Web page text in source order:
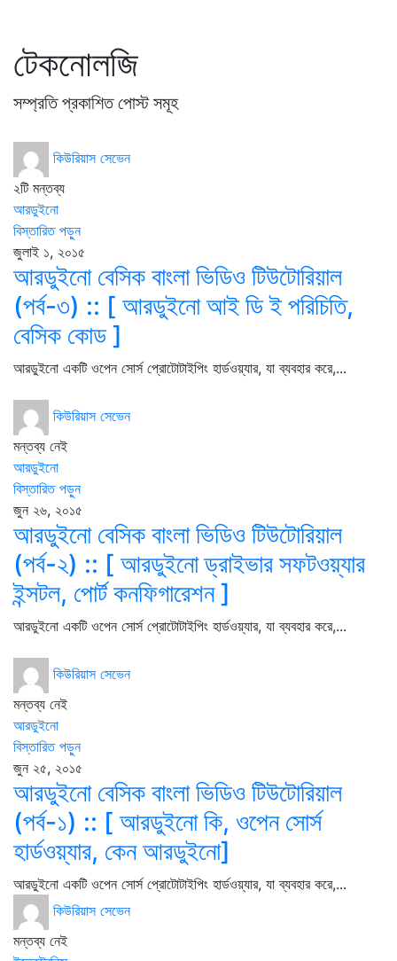
টেকনোলজি
সম্প্রতি প্রকাশিত পোস্ট সমূহ
কিউরিয়াস সেভেন
২টি মন্তব্য
আরডুইনো
বিস্তারিত পড়ুন
জুলাই ১, ২০১৫
আরডুইনো বেসিক বাংলা ভিডিও টিউটোরিয়াল
(পর্ব-৩) :: [ আরডুইনো আই ডি ই পরিচিতি,
বেসিক কোড ]
আরডুইনো একটি ওপেন সোর্স প্রোটোটাইপিং হার্ডওয়্যার, যা ব্যবহার করে,...
কিউরিয়াস সেভেন
মন্তব্য নেই
আরডুইনো
বিস্তারিত পড়ুন
জুন ২৬, ২০১৫
আরডুইনো বেসিক বাংলা ভিডিও টিউটোরিয়াল
(পর্ব-২) :: [ আরডুইনো ড্রাইভার সফটওয়্যার
ইন্সটল, পোর্ট কনফিগারেশন ]
আরডুইনো একটি ওপেন সোর্স প্রোটোটাইপিং হার্ডওয়্যার, যা ব্যবহার করে,...
কিউরিয়াস সেভেন
মন্তব্য নেই
আরডুইনো
বিস্তারিত পড়ুন
জুন ২৫, ২০১৫
আরডুইনো বেসিক বাংলা ভিডিও টিউটোরিয়াল
(পর্ব-১) :: [ আরডুইনো কি, ওপেন সোর্স
হার্ডওয়্যার, কেন আরডুইনো]
আরডুইনো একটি ওপেন সোর্স প্রোটোটাইপিং হার্ডওয়্যার, যা ব্যবহার করে,...
কিউরিয়াস সেভেন
মন্তব্য নেই